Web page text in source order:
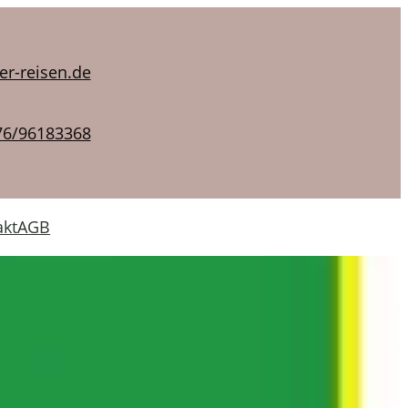
reisen.de
96183368
AGB